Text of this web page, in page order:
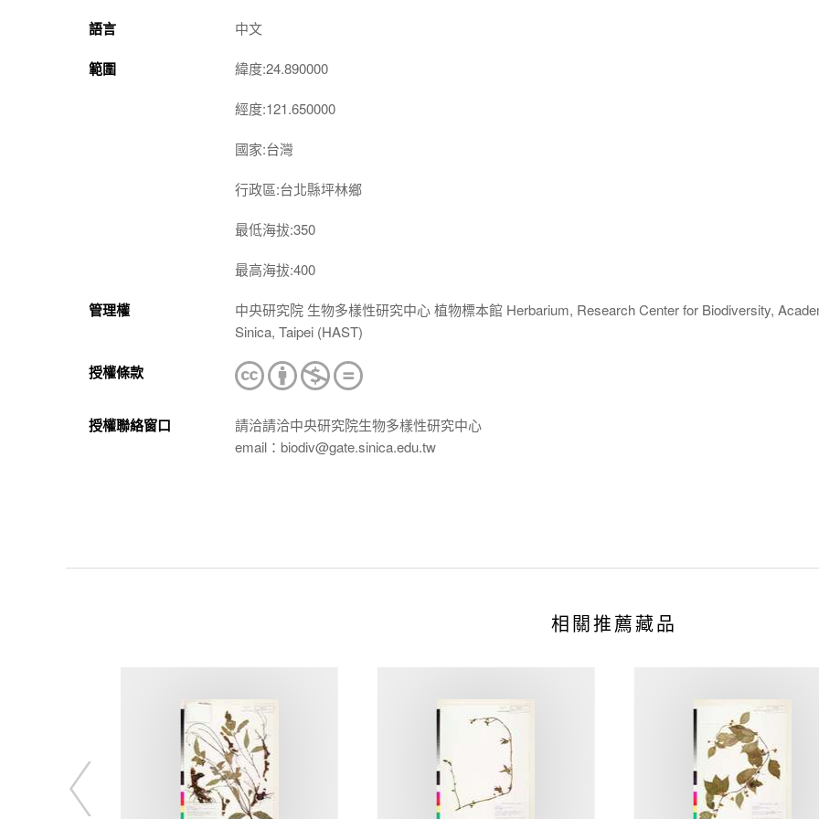
語言 中文
範圍 緯度:24.890000
經度:121.650000
國家:台灣
行政區:台北縣坪林鄉
最低海拔:350
最高海拔:400
管理權
中央研究院 生物多樣性研究中心 植物標本館 Herbarium, Research Center for Biodiversity,
Sinica, Taipei (HAST)
授權條款
授權聯絡窗口
請洽請洽中央研究院生物多樣性研究中心
email：biodiv@gate.sinica.edu.tw
相關推薦藏品